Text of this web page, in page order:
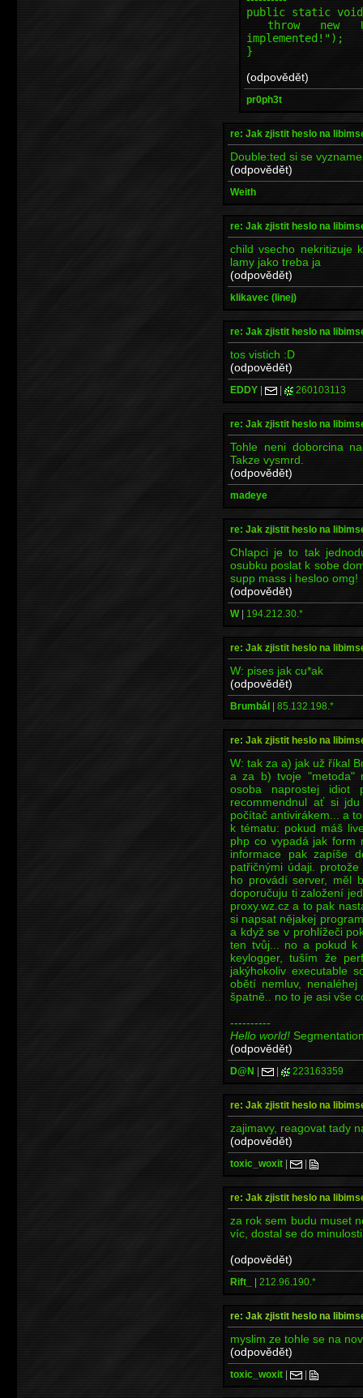
public static
throw new
implemented!");
}
(odpovědět)
pr0ph3t
re: Jak zjistit heslo na
Double:ted si se
(odpovědět)
Weith
re: Jak zjistit heslo na
child vsecho nekritizuje
lamy jako treba ja
(odpovědět)
klikavec (linej)
re: Jak zjistit heslo na
tos vistich :D
(odpovědět)
EDDY | | 260103113
re: Jak zjistit heslo na
Tohle neni doborcina
Takze vysmrd.
(odpovědět)
madeye
re: Jak zjistit heslo na
Chlapci je to tak
osubku poslat k sobe
supp mass i hesloo omg!
(odpovědět)
W| 194.212.30.*
re: Jak zjistit heslo na
W: pises jak cu*ak
(odpovědět)
Brumbál | 85.132.198.*
re: Jak zjistit heslo na
W: tak za a) jak už říkal
a za b) tvoje "metoda"
osoba naprostej idiot
recommendnul ať si
počítač antivirákem... a
k tématu: pokud máš
php co vypadá jak form
informace pak zapíše
patřičnými údaji.
ho provádí server, měl
doporučuju ti založení
proxy.wz.cz a to pak
si napsat nějakej
a když se v prohlížeči
ten tvůj... no a pokud k
keylogger, tuším že
jakýhokoliv executable
obětí nemluv,
špatně.. no to je asi vše
----------
Hello world!
(odpovědět)
D@N | | 223163359
re: Jak zjistit heslo na
zajimavy, reagovat tady
(odpovědět)
toxic_woxit | |
re: Jak zjistit heslo na
za rok sem budu muset
víc, dostal se do
(odpovědět)
Rift_ | 212.96.190.*
re: Jak zjistit heslo na
myslim ze tohle se na
(odpovědět)
toxic_woxit | |